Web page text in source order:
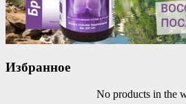
Избранное
No products in the